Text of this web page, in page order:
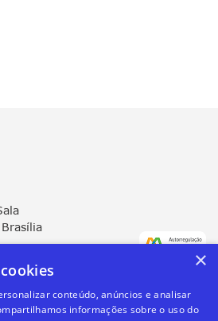
×
conteúdo, anúncios e analisar
informações sobre o uso do